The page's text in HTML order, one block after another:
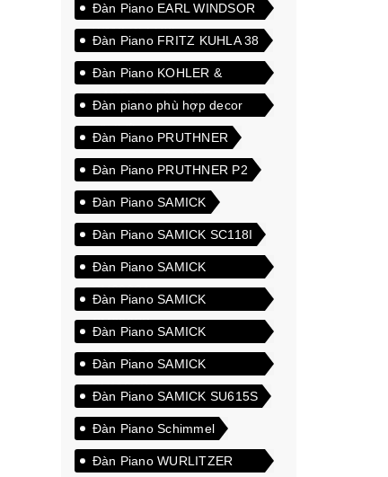
trường quốc tế
Đàn Piano EARL WINDSOR
W112 DELUXE
Đàn Piano FRITZ KUHLA 38
Đàn Piano KOHLER &
CAMPBELL 601DSF
Đàn piano phù hợp decor
nội thất
Đàn Piano PRUTHNER
Đàn Piano PRUTHNER P2
Đàn Piano SAMICK
Đàn Piano SAMICK SC118I
Đàn Piano SAMICK
SM600SA
Đàn Piano SAMICK
SM600SB
Đàn Piano SAMICK
SM600SC
Đàn Piano SAMICK
SU118CP
Đàn Piano SAMICK SU615S
Đàn Piano Schimmel
Đàn Piano WURLITZER